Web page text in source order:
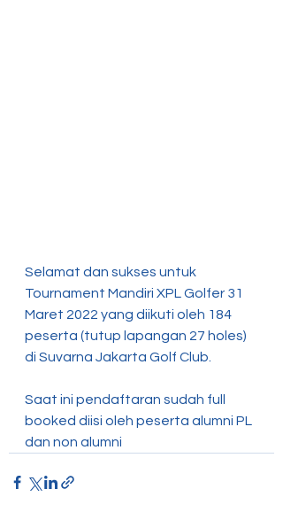
Selamat dan sukses untuk
Tournament Mandiri XPL Golfer 31
Maret 2022 yang diikuti oleh 184
peserta (tutup lapangan 27 holes)
di Suvarna Jakarta Golf Club.
Saat ini pendaftaran sudah full
booked diisi oleh peserta alumni PL
dan non alumni